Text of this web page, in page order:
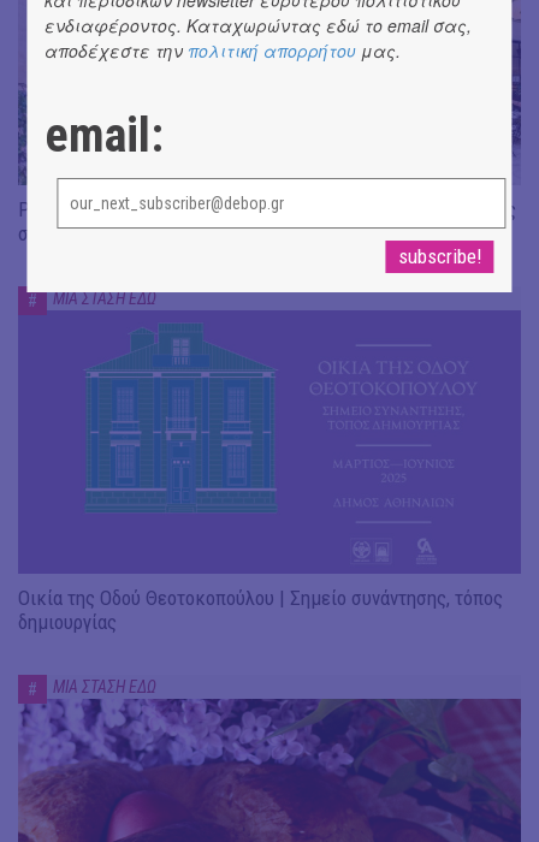
Psyche Wine Bistro | Ένα αστικό αίθριο γεμάτο ψυχή ακριβώς
στο κέντρο της πόλης
# ΜΙΑ ΣΤΑΣΗ ΕΔΩ
Οικία της Οδού Θεοτοκοπούλου | Σημείο συνάντησης, τόπος
δημιουργίας
# ΜΙΑ ΣΤΑΣΗ ΕΔΩ
ενδιαφέροντος. Καταχωρώντας εδώ το email σας,
αποδέχεστε την πολιτική απορρήτου μας.
email: